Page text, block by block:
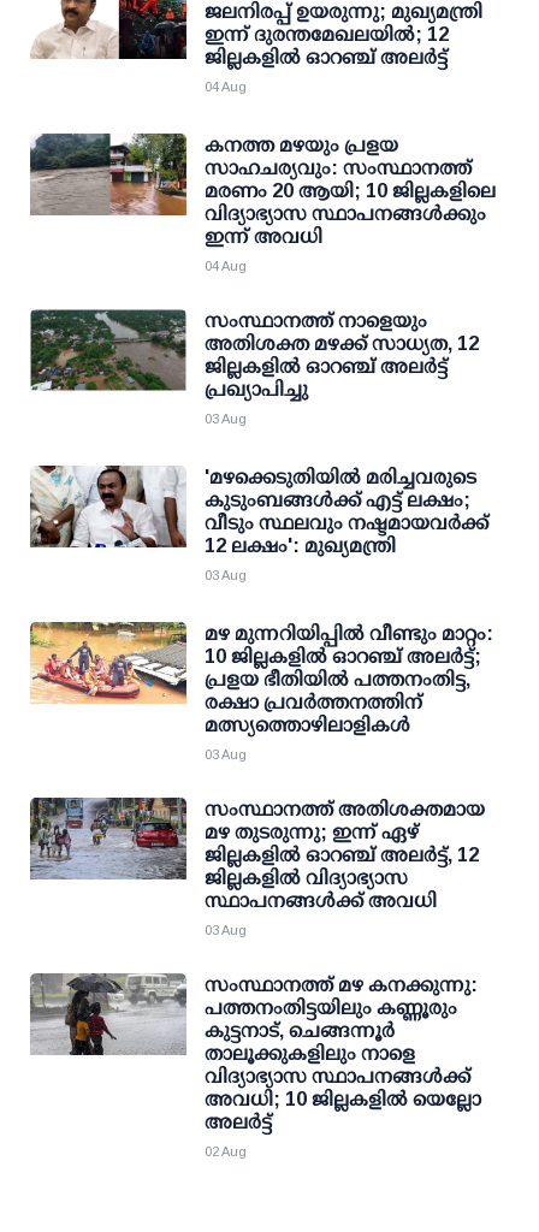
ജലനിരപ്പ് ഉയരുന്നു; മുഖ്യമന്ത്രി
ഇന്ന് ദുരന്തമേഖലയില്‍; 12
ജില്ലകളില്‍ ഓറഞ്ച് അലര്‍ട്ട്
04 Aug
കനത്ത മഴയും പ്രളയ
സാഹചര്യവും: സംസ്ഥാനത്ത്
മരണം 20 ആയി; 10 ജില്ലകളിലെ
വിദ്യാഭ്യാസ സ്ഥാപനങ്ങള്‍ക്കും
ഇന്ന് അവധി
04 Aug
സംസ്ഥാനത്ത് നാളെയും
അതിശക്ത മഴക്ക് സാധ്യത, 12
ജില്ലകളിൽ ഓറഞ്ച് അലർട്ട്
പ്രഖ്യാപിച്ചു
03 Aug
'മഴക്കെടുതിയില്‍ മരിച്ചവരുടെ
കുടുംബങ്ങള്‍ക്ക് എട്ട് ലക്ഷം;
വീടും സ്ഥലവും നഷ്ടമായവര്‍ക്ക്
12 ലക്ഷം': മുഖ്യമന്ത്രി
03 Aug
മഴ മുന്നറിയിപ്പില്‍ വീണ്ടും മാറ്റം:
10 ജില്ലകളില്‍ ഓറഞ്ച് അലര്‍ട്ട്;
പ്രളയ ഭീതിയില്‍ പത്തനംതിട്ട,
രക്ഷാ പ്രവര്‍ത്തനത്തിന്
മത്സ്യത്തൊഴിലാളികള്‍
03 Aug
സംസ്ഥാനത്ത് അതിശക്തമായ
മഴ തുടരുന്നു; ഇന്ന് ഏഴ്
ജില്ലകളിൽ ഓറഞ്ച് അലർട്ട്, 12
ജില്ലകളിൽ വിദ്യാഭ്യാസ
സ്ഥാപനങ്ങൾക്ക് അവധി
03 Aug
സംസ്ഥാനത്ത് മഴ കനക്കുന്നു:
പത്തനംതിട്ടയിലും കണ്ണൂരും
കുട്ടനാട്, ചെങ്ങന്നൂര്‍
താലൂക്കുകളിലും നാളെ
വിദ്യാഭ്യാസ സ്ഥാപനങ്ങള്‍ക്ക്
അവധി; 10 ജില്ലകളില്‍ യെല്ലോ
അലര്‍ട്ട്
02 Aug